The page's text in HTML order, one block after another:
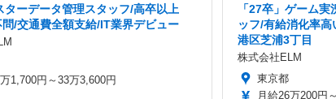
ターデータ管理スタッフ/高卒以上
/交通費全額支給/IT業界デビュー
1,700円～33万3,600円
「27卒」ゲーム
ッフ/有給消化率
港区芝浦3丁目
株式会社ELM
東京都
月給26万200円